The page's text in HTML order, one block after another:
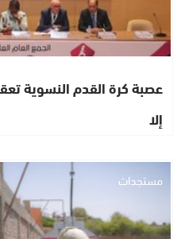
عصبة كرة القدم النسوية
إلا
مستجدات